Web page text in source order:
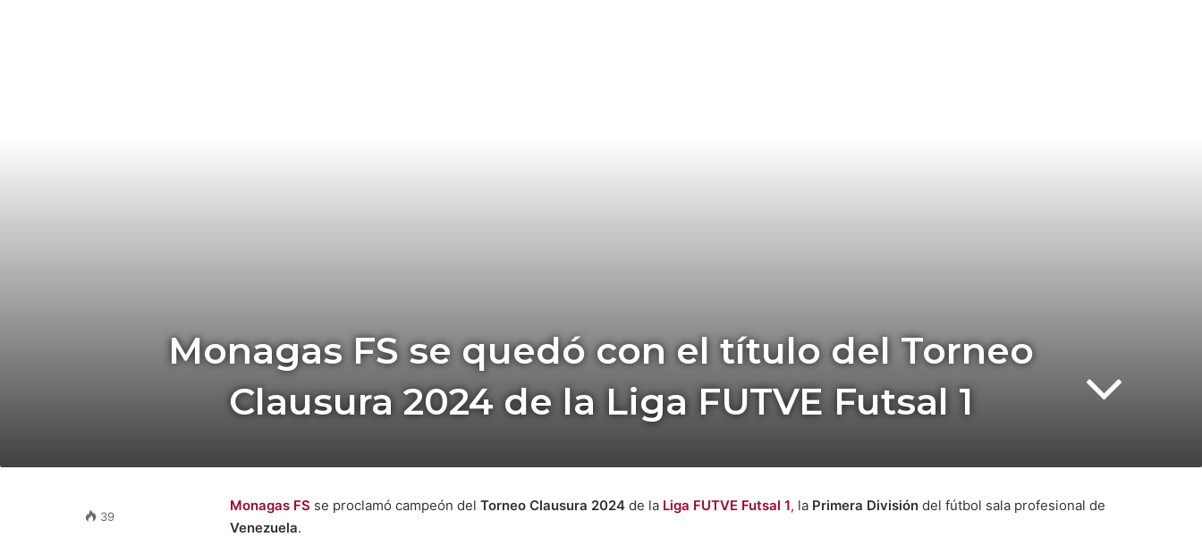
Monagas FS se quedó con el título del Torneo
Clausura 2024 de la Liga FUTVE Futsal 1
Monagas FS se proclamó campeón del Torneo Clausura 2024 de la Liga FUTVE Futsal 1, la Primera División del fútbol sala profesional de
Venezuela.
39